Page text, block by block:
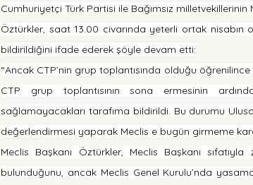
Cumhuriyetçi Türk Partisi ile Bağımsız milletvekillerinin
Öztürkler, saat 13.00 civarında yeterli ortak
bildirildiğini ifade ederek şöyle devam etti:
“Ancak CTP’nin grup toplantısında olduğu
CTP grup toplantısının sona ermesinin
sağlamayacakları tarafıma bildirildi. Bu durumu
değerlendirmesi yaparak Meclis e bugün girmeme
Meclis Başkanı Öztürkler, Meclis Başkanı
bulunduğunu, ancak Meclis Genel Kurulu’nda